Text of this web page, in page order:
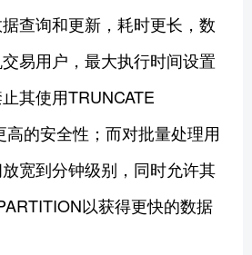
查询和更新，耗时更长，数
易用户，最大执行时间设置
其使用TRUNCATE
高的安全性；而对批量处理用
宽到分钟级别，同时允许其
以获得更快的数据